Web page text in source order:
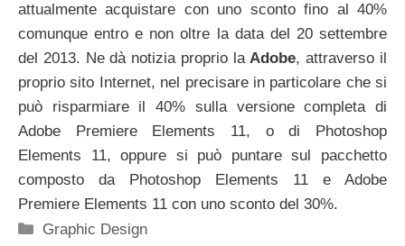
attualmente acquistare con uno sconto fino al 40%
comunque entro e non oltre la data del 20 settembre
del 2013. Ne dà notizia proprio laAdobe, attraverso il
proprio sito Internet, nel precisare in particolare che si
può risparmiare il 40% sulla versione completa di
Adobe Premiere Elements 11, o di Photoshop
Elements 11, oppure si può puntare sul pacchetto
composto da Photoshop Elements 11 e Adobe
Premiere Elements 11 con uno sconto del 30%.
Categorie
Graphic Design